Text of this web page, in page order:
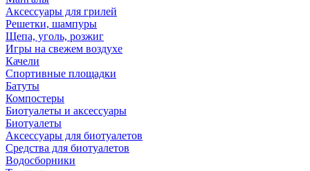
Аксессуары для грилей
Решетки, шампуры
Щепа, уголь, розжиг
Игры на свежем воздухе
Качели
Спортивные площадки
Батуты
Компостеры
Биотуалеты и аксессуары
Биотуалеты
Аксессуары для биотуалетов
Средства для биотуалетов
Водосборники